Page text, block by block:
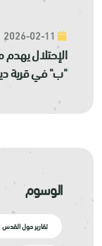
الإحتلال
"ب" في قرية
الوسوم
تقارير حول القدس